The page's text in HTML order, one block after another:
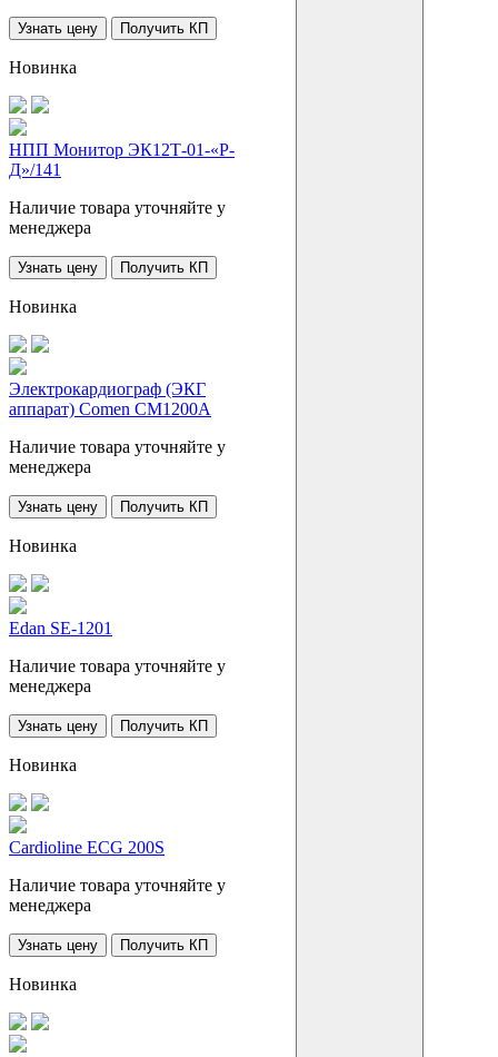
Узнать цену Получить КП
Новинка
НПП Монитор ЭК12Т-01-«Р-
Д»/141
Наличие товара уточняйте у
менеджера
Узнать цену Получить КП
Новинка
Электрокардиограф (ЭКГ
аппарат) Comen CM1200A
Наличие товара уточняйте у
менеджера
Узнать цену Получить КП
Новинка
Edan SE-1201
Наличие товара уточняйте у
менеджера
Узнать цену Получить КП
Новинка
Cardioline ECG 200S
Наличие товара уточняйте у
менеджера
Узнать цену Получить КП
Новинка